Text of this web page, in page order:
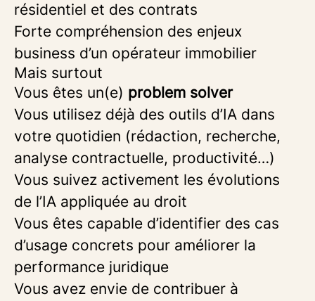
résidentiel et des contrats
Forte compréhension des enjeux
business d’un opérateur immobilier
Mais surtout
Vous êtes un(e) problem solver
Vous utilisez déjà des outils d’IA dans
votre quotidien (rédaction, recherche,
analyse contractuelle, productivité…)
Vous suivez activement les évolutions
de l’IA appliquée au droit
Vous êtes capable d’identifier des cas
d’usage concrets pour améliorer la
performance juridique
Vous avez envie de contribuer à